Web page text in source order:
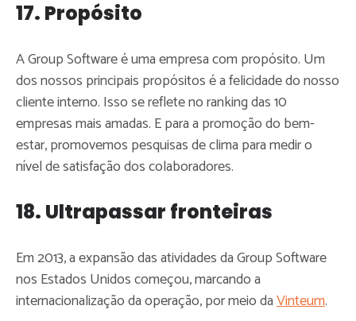
17. Propósito
A Group Software é uma empresa com propósito. Um
dos nossos principais propósitos é a felicidade do nosso
cliente interno. Isso se reflete no ranking das 10
empresas mais amadas. E para a promoção do bem-
estar, promovemos pesquisas de clima para medir o
nível de satisfação dos colaboradores.
18. Ultrapassar fronteiras
Em 2013, a expansão das atividades da Group Software
nos Estados Unidos começou, marcando a
internacionalização da operação, por meio daVinteum.